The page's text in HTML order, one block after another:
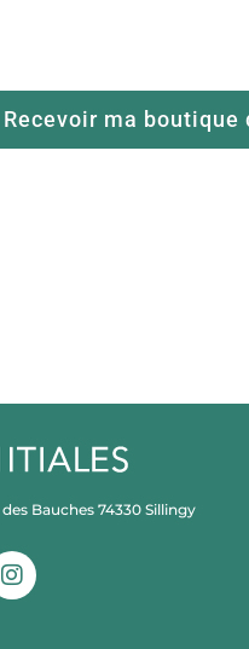
Recevoir ma boutique
Bauches 74330 Sillingy